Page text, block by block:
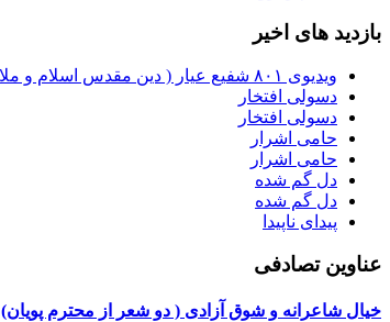
بازدید های اخیر
ویدیوی ۸۰۱ شفیع عیار ( دین مقدس اسلام و ملا های ما )
دسولی افتخار
دسولی افتخار
حامی اشرار
حامی اشرار
دل گم شده
دل گم شده
پیدای ناپیدا
عناوین تصادفی
خیال شاعرانه و شوق آزادی ( دو شعر از محترم پویان)